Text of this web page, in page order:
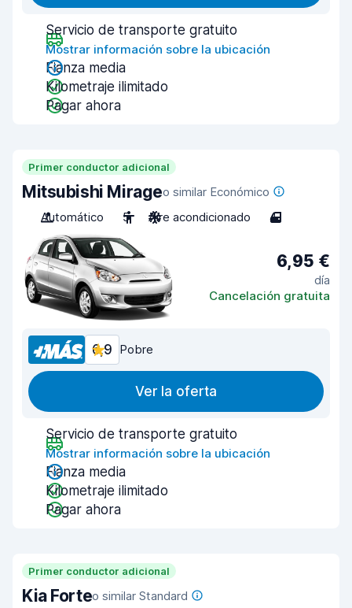
Servicio de transporte gratuito
Mostrar información sobre la ubicación
Fianza media
Kilometraje ilimitado
Pagar ahora
Primer conductor adicional
Mitsubishi Mirageo similar Económico
Automático
5 Aire acondicionado 4
6,95 €
día
Cancelación gratuita
6,9 Pobre
Ver la oferta
Servicio de transporte gratuito
Mostrar información sobre la ubicación
Fianza media
Kilometraje ilimitado
Pagar ahora
Primer conductor adicional
Kia Forteo similar Standard